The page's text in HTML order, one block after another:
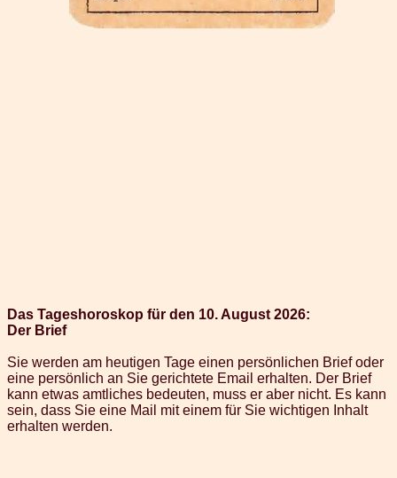
Das Tageshoroskop für den 10. August 2026:
Der Brief
Sie werden am heutigen Tage einen persönlichen Brief oder
eine persönlich an Sie gerichtete Email erhalten. Der Brief
kann etwas amtliches bedeuten, muss er aber nicht. Es kann
sein, dass Sie eine Mail mit einem für Sie wichtigen Inhalt
erhalten werden.